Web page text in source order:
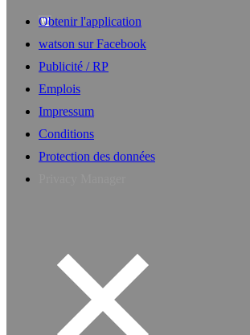
Obtenir l'application
watson sur Facebook
Publicité / RP
Emplois
Impressum
Conditions
Protection des données